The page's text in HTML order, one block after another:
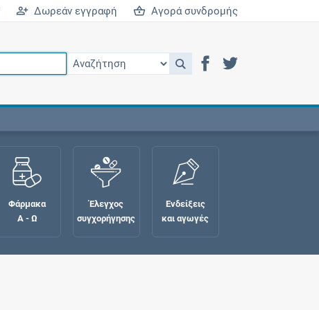
Δωρεάν εγγραφή Αγορά συνδρομής
Φάρμακα
Α - Ω
Έλεγχος
συγχορήγησης
Ενδείξεις
και αγωγές